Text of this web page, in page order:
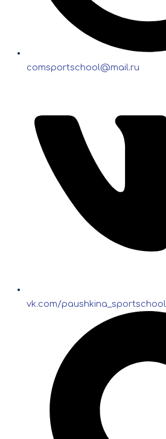
comsportschool@mail.ru
vk.com/paushkina_sportschool